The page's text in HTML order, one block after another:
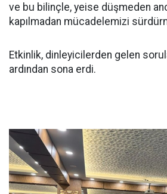
ve bu bilinçle, yeise düşmeden
kapılmadan mücadelemizi
Etkinlik, dinleyicilerden gelen
ardından sona erdi.